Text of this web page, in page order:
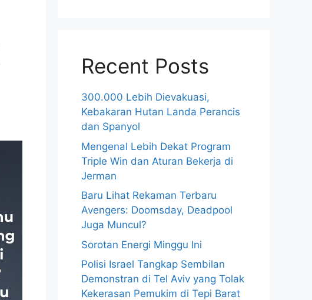
Recent Posts
300.000 Lebih Dievakuasi,
Kebakaran Hutan Landa Perancis
dan Spanyol
Mengenal Lebih Dekat Program
Triple Win dan Aturan Bekerja di
Jerman
Baru Lihat Rekaman Terbaru
Avengers: Doomsday, Deadpool
Juga Muncul?
Sorotan Energi Minggu Ini
Polisi Israel Tangkap Sembilan
Demonstran di Tel Aviv yang Tolak
Kekerasan Pemukim di Tepi Barat